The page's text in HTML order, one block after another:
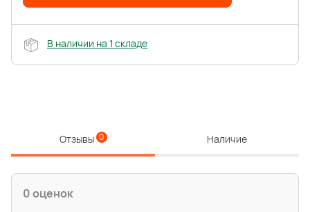
В наличии на 1 складе
Отзывы 0 Наличие
0 оценок